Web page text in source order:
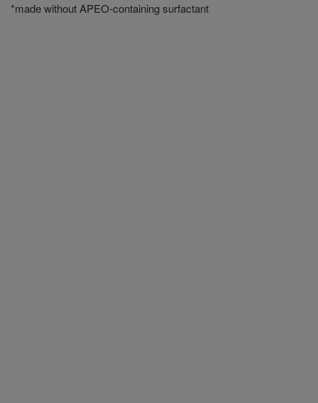
*made without APEO-containing surfactant